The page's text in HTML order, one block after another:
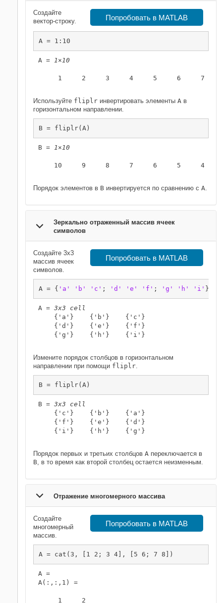
Попробовать в MATLAB
Создайте
вектор-строку.
A = 1:10
A = 1×10
1     2     3     4     5     6     7
Используйте fliplr инвертировать элементы A в
горизонтальном направлении.
B = fliplr(A)
B = 1×10
10     9     8     7     6     5     4
Порядок элементов в B инвертируется по сравнению с A.
Зеркально отраженный массив ячеек
символов
Попробовать в MATLAB
Создайте 3х3
массив ячеек
символов.
A = { 'a' 'b' 'c' ; 'd' 'e' 'f' ; 'g' 'h' 'i' }
A = 3x3 cell
    {'a'}    {'b'}    {'c'}
    {'d'}    {'e'}    {'f'}
    {'g'}    {'h'}    {'i'}
Измените порядок столбцов в горизонтальном
направлении при помощи fliplr.
B = fliplr(A)
B = 3x3 cell
    {'c'}    {'b'}    {'a'}
    {'f'}    {'e'}    {'d'}
    {'i'}    {'h'}    {'g'}
Порядок первых и третьих столбцов A переключается в
B, в то время как второй столбец остается неизменным.
Отражение многомерного массива
Попробовать в MATLAB
Создайте
многомерный
массив.
A = cat(3, [1 2; 3 4], [5 6; 7 8])
A =
A(:,:,1) =
     1     2